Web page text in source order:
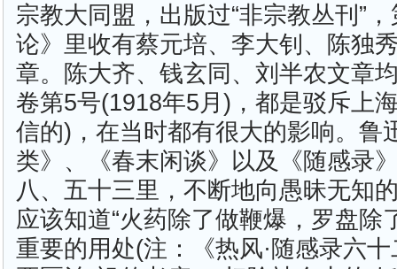
宗教大同盟，出版过“非宗教丛刊”
论》里收有蔡元培、李大钊、陈独
章。陈大齐、钱玄同、刘半农文章
卷第5号(1918年5月)，都是驳斥上
信的)，在当时都有很大的影响。鲁
类》、《春末闲谈》以及《随感录
八、五十三里，不断地向愚昧无知
应该知道“火药除了做鞭爆，罗盘除
重要的用处(注：《热风·随感录六